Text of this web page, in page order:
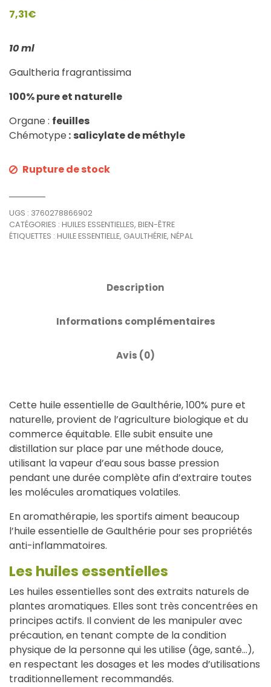
7,31€
10 ml
Gaultheria fragrantissima
100% pure et naturelle
Organe : feuilles
Chémotype : salicylate de méthyle
Rupture de stock
UGS : 3760278866902
CATÉGORIES : HUILES ESSENTIELLES, BIEN-ÊTRE
ÉTIQUETTES : HUILE ESSENTIELLE, GAULTHÉRIE, NÉPAL
Description
Informations complémentaires
Avis (0)
Cette huile essentielle de Gaulthérie, 100% pure et
naturelle, provient de l’agriculture biologique et du
commerce équitable. Elle subit ensuite une
distillation sur place par une méthode douce,
utilisant la vapeur d’eau sous basse pression
pendant une durée complète afin d’extraire toutes
les molécules aromatiques volatiles.
En aromathérapie, les sportifs aiment beaucoup
l’huile essentielle de Gaulthérie pour ses propriétés
anti-inflammatoires.
Les huiles essentielles
Les huiles essentielles sont des extraits naturels de
plantes aromatiques. Elles sont très concentrées en
principes actifs. Il convient de les manipuler avec
précaution, en tenant compte de la condition
physique de la personne qui les utilise (âge, santé…),
en respectant les dosages et les modes d’utilisations
traditionnellement recommandés.